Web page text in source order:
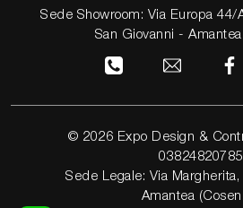
Sede Showroom: Via Europa 44/
San Giovanni -
© 2026 Expo Design &
03824820785
Sede Legale: Via
Amantea